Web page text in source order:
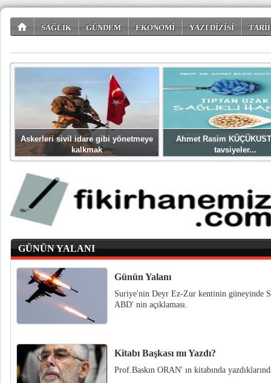
SAĞLIK GÜNDEM EKONOMİ YAZI DİZİSİ
Askerleri sivil idare gibi yönetmeye
kalkmak
Ahmet Rasim
tavsiyeler...
GÜNÜN YALANI
Günün Yalanı
Suriye'nin Deyr Ez-Zur kentinin güneyinde
ABD' nin açıklaması.
Kitabı Başkası mı Yazdı?
Prof.Baskın ORAN' ın kitabında